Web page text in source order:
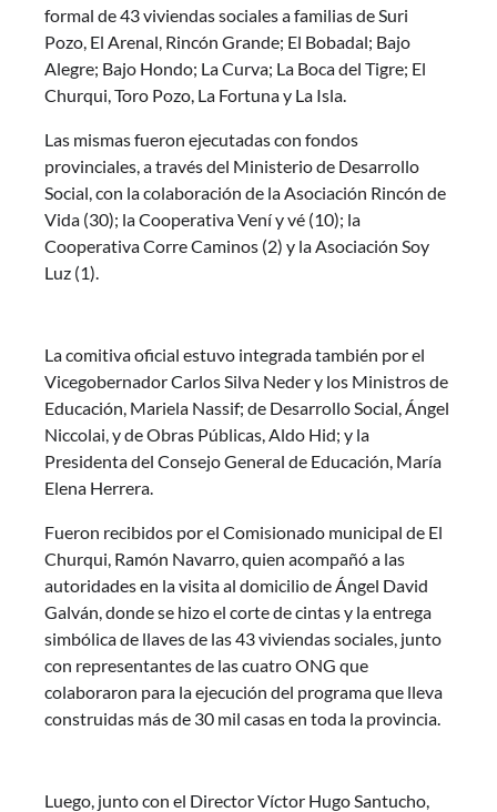
formal de 43 viviendas sociales a familias de Suri
Pozo, El Arenal, Rincón Grande; El Bobadal; Bajo
Alegre; Bajo Hondo; La Curva; La Boca del Tigre; El
Churqui, Toro Pozo, La Fortuna y La Isla.
Las mismas fueron ejecutadas con fondos
provinciales, a través del Ministerio de Desarrollo
Social, con la colaboración de la Asociación Rincón de
Vida (30); la Cooperativa Vení y vé (10); la
Cooperativa Corre Caminos (2) y la Asociación Soy
Luz (1).
La comitiva oficial estuvo integrada también por el
Vicegobernador Carlos Silva Neder y los Ministros de
Educación, Mariela Nassif; de Desarrollo Social, Ángel
Niccolai, y de Obras Públicas, Aldo Hid; y la
Presidenta del Consejo General de Educación, María
Elena Herrera.
Fueron recibidos por el Comisionado municipal de El
Churqui, Ramón Navarro, quien acompañó a las
autoridades en la visita al domicilio de Ángel David
Galván, donde se hizo el corte de cintas y la entrega
simbólica de llaves de las 43 viviendas sociales, junto
con representantes de las cuatro ONG que
colaboraron para la ejecución del programa que lleva
construidas más de 30 mil casas en toda la provincia.
Luego, junto con el Director Víctor Hugo Santucho,